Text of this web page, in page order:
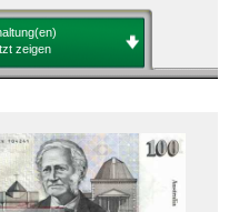
zeigen